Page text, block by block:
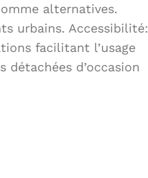
alternatives.
urbains. Accessibilité:
facilitant l’usage
détachées d’occasion